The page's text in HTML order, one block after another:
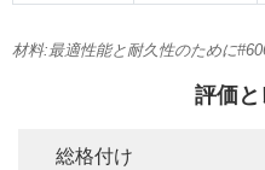
材料:最適性能と耐久性のために
評価
総格付け